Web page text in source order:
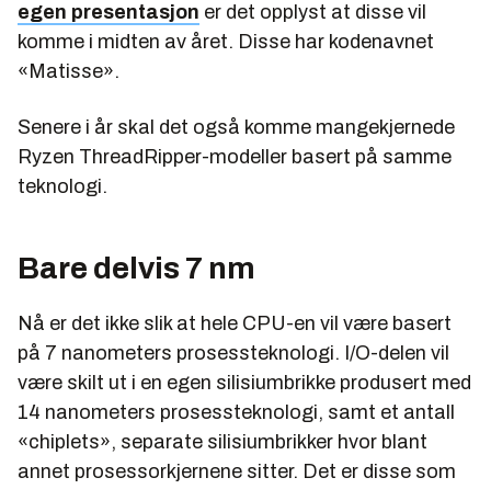
egen presentasjon er det opplyst at disse vil
komme i midten av året. Disse har kodenavnet
«Matisse».
Senere i år skal det også komme mangekjernede
Ryzen ThreadRipper-modeller basert på samme
teknologi.
Bare delvis 7 nm
Nå er det ikke slik at hele CPU-en vil være basert
på 7 nanometers prosessteknologi. I/O-delen vil
være skilt ut i en egen silisiumbrikke produsert med
14 nanometers prosessteknologi, samt et antall
«chiplets», separate silisiumbrikker hvor blant
annet prosessorkjernene sitter. Det er disse som